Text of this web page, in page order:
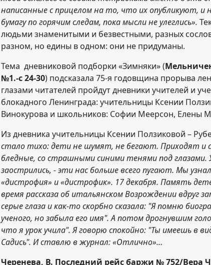
написанные с прицелом на то, что их опубликуют, и
бумагу по горячим следам, пока мысли не улеглись».
людьми знаменитыми и безвестными, разных
разном, но едины в одном: они не придуманы.
Тема дневниковой подборки «Зимняки» (
№1.-с 24-30) подсказала 75-я годовщина прорыва
глазами читателей пройдут дневники учителей и
блокадного Ленинграда: учительницы Ксении
Винокурова и школьников: Софии Меерсон, Елены
Из дневника учительницы Ксении Ползиковой –
стало тихо: дети не шумят, не бегают. Приходят и
бледные, со страшными синими тенями под глазами.
заострились, - эти нас больше всего пугают. Мы
«дистрофия» и «дистрофик». 17 декабря. Память
время рассказа об итальянском Возрождении вдруг
серые глаза и как-то скорбно сказала: "Я помню
ученого, но забыла его имя". А потом дрогнувшим
что я урок учила". Я говорю спокойно: "Ты имеешь в
Садись". И ставлю в журнал: «Отлично»…
Черенева, В. Последний рейс баржи № 752/Вера